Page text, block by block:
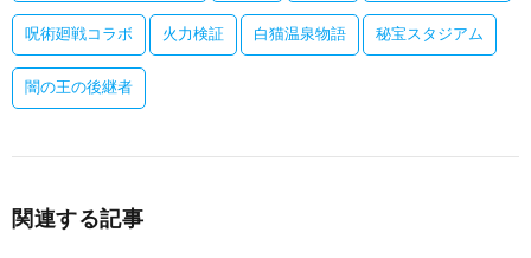
呪術廻戦コラボ 火力検証 白猫温泉物語 秘宝スタジアム
闇の王の後継者
関連する記事